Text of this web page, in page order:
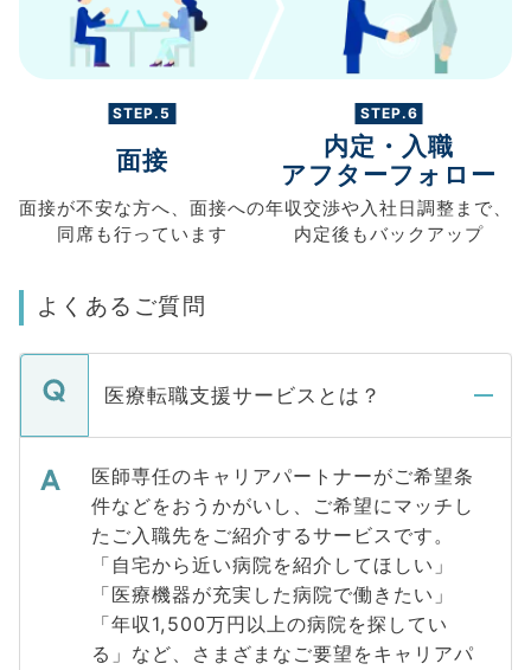
STEP.5
面接
面接が不安な方へ、 面接への
同席も行っています
STEP.6
内定・入職
アフターフォロー
年収交渉や入社日調整まで、
内定後もバックアップ
よくあるご質問
医療転職支援サービスとは？
医師専任のキャリアパートナーがご希望条
件などをおうかがいし、ご希望にマッチし
たご入職先をご紹介するサービスです。
「自宅から近い病院を紹介してほしい」
「医療機器が充実した病院で働きたい」
「年収1,500万円以上の病院を探してい
る」など、さまざまなご要望をキャリアパ